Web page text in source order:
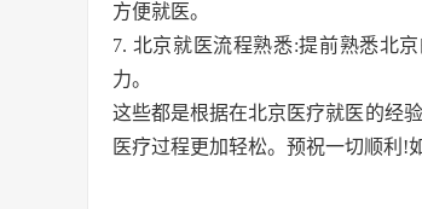
方便就医。
7. 北京就医流程熟悉:提前熟悉北
力。
这些都是根据在北京医疗就医的经
医疗过程更加轻松。预祝一切顺利!